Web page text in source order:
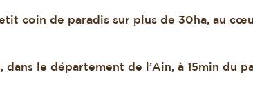
coin de paradis sur plus de 30ha, au
le département de l’Ain, à 15min du